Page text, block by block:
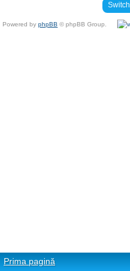
Powered by phpBB © phpBB Group.
Prima pagină